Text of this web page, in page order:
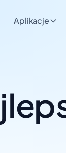
Aplikacje